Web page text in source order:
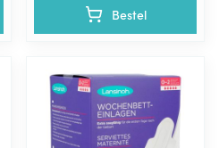
Bestel